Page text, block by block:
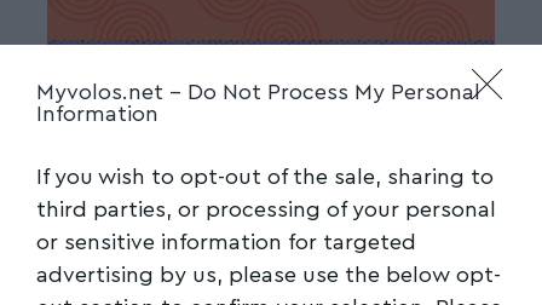
Myvolos.net - Do Not Process My Personal
Information
If you wish to opt-out of the sale, sharing to
third parties, or processing of your personal
or sensitive information for targeted
advertising by us, please use the below opt-